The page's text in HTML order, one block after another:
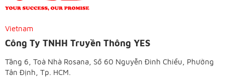
Vietnam
Công Ty TNHH Truyền Thông YES
Tầng 6, Toà Nhà Rosana, Số 60 Nguyễn Đình Chiểu, Phường
Tân Định, Tp. HCM.